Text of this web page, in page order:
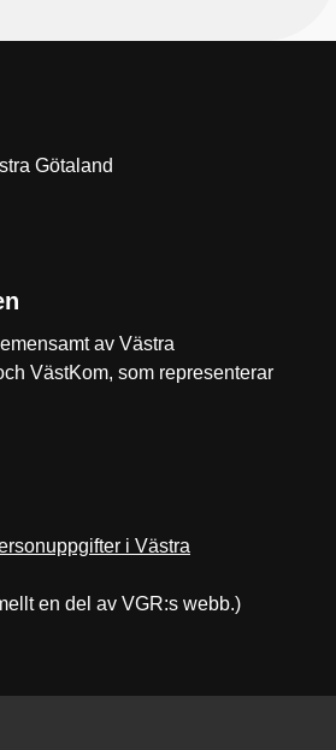
Götaland
av Västra
VästKom, som representerar
i Västra
en del av VGR:s webb.)